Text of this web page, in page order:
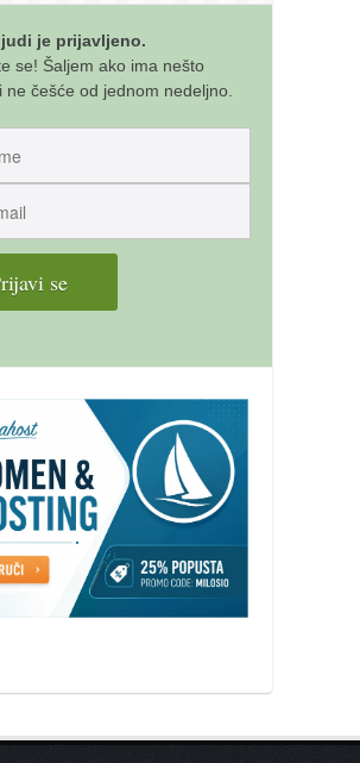
je prijavljeno.
se! Šaljem ako ima nešto
ne češće od jednom nedeljno.